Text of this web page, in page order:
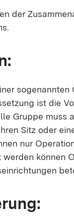
der
sogenannten
ist die
Gruppe muss
Sitz oder
nur
können